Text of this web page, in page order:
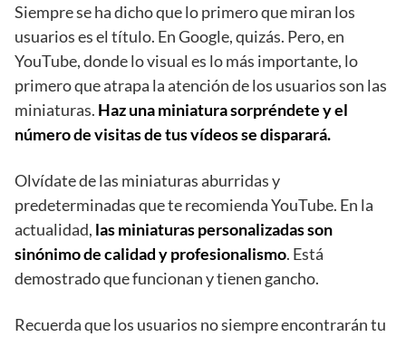
Siempre se ha dicho que lo primero que miran los
usuarios es el título. En Google, quizás. Pero, en
YouTube, donde lo visual es lo más importante, lo
primero que atrapa la atención de los usuarios son las
miniaturas. Haz una miniatura sorpréndete y el
número de visitas de tus vídeos se disparará.
Olvídate de las miniaturas aburridas y
predeterminadas que te recomienda YouTube. En la
actualidad, las miniaturas personalizadas son
sinónimo de calidad y profesionalismo. Está
demostrado que funcionan y tienen gancho.
Recuerda que los usuarios no siempre encontrarán tu